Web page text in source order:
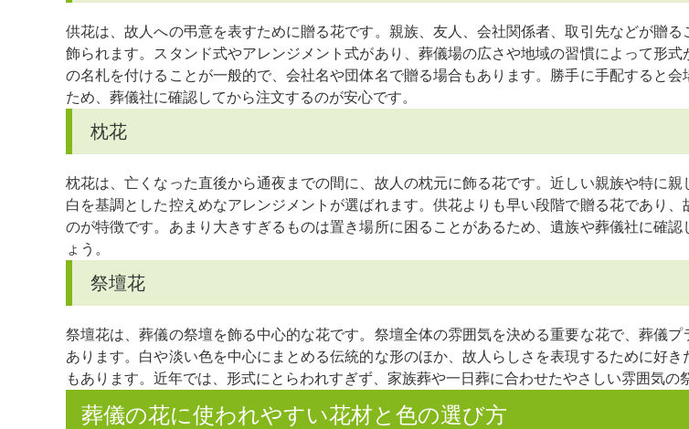
供花は、故人への弔意を表すために贈る花です。親族、友人、会社関係者、取引先などが贈る
飾られます。スタンド式やアレンジメント式があり、葬儀場の広さや地域の習慣によって形
の名札を付けることが一般的で、会社名や団体名で贈る場合もあります。勝手に手配すると会
ため、葬儀社に確認してから注文するのが安心です。
枕花
枕花は、亡くなった直後から通夜までの間に、故人の枕元に飾る花です。近しい親族や特に親
白を基調とした控えめなアレンジメントが選ばれます。供花よりも早い段階で贈る花であり
のが特徴です。あまり大きすぎるものは置き場所に困ることがあるため、遺族や葬儀社に確認
ょう。
祭壇花
祭壇花は、葬儀の祭壇を飾る中心的な花です。祭壇全体の雰囲気を決める重要な花で、葬儀プ
あります。白や淡い色を中心にまとめる伝統的な形のほか、故人らしさを表現するために好き
もあります。近年では、形式にとらわれすぎず、家族葬や一日葬に合わせたやさしい雰囲気の
葬儀の花に使われやすい花材と色の選び方